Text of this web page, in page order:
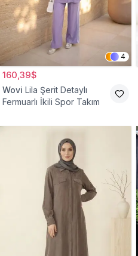
4
160,39$
Wovi Lila Şerit Detaylı
Fermuarlı İkili Spor Takım